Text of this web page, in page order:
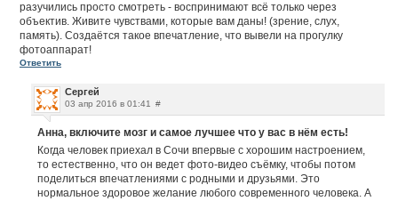
разучились просто смотреть - воспринимают всё только через
объектив. Живите чувствами, которые вам даны! (зрение, слух,
память). Создаётся такое впечатление, что вывели на прогулку
фотоаппарат!
Ответить
Сергей
03 апр 2016 в 01:41 #
Анна, включите мозг и самое лучшее что у вас в нём есть!
Когда человек приехал в Сочи впервые с хорошим настроением,
то естественно, что он ведет фото-видео съёмку, чтобы потом
поделиться впечатлениями с родными и друзьями. Это
нормальное здоровое желание любого современного человека. А